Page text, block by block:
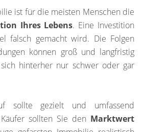
ist für die meisten Menschen die
Ihres Lebens. Eine Investition
falsch gemacht wird. Die Folgen
können groß und langfristig
hinterher nur schwer oder gar
sollte gezielt und umfassend
sollten Sie den Marktwert